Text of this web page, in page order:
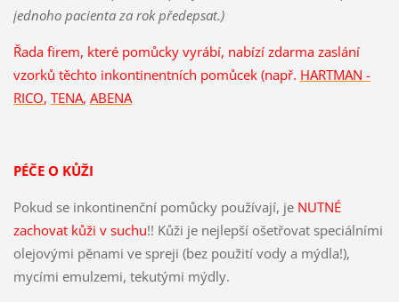
jednoho pacienta za rok předepsat.)
Řada firem, které pomůcky vyrábí, nabízí zdarma zaslání
vzorků těchto inkontinentních pomůcek (např. HARTMAN -
RICO, TENA, ABENA
PÉČE O KŮŽI
Pokud se inkontinenční pomůcky používají, je NUTNÉ
zachovat kůži v suchu!! Kůži je nejlepší ošetřovat speciálními
olejovými pěnami ve spreji (bez použití vody a mýdla!),
mycími emulzemi, tekutými mýdly.